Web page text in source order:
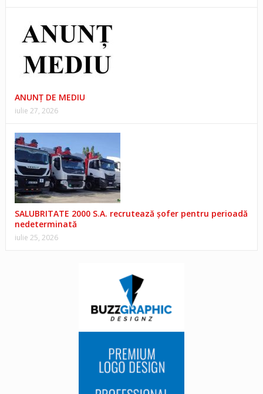
ANUNŢ DE MEDIU
iulie 27, 2026
SALUBRITATE 2000 S.A. recrutează șofer pentru perioadă
nedeterminată
iulie 25, 2026